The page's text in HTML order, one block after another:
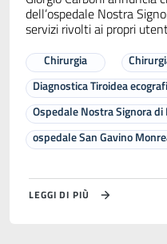
dell’ospedale Nostra
servizi rivolti ai propri
Chirurgia
Diagnostica Tiroidea
Ospedale Nostra Signora di
ospedale San Gavino
LEGGI DI PIÙ